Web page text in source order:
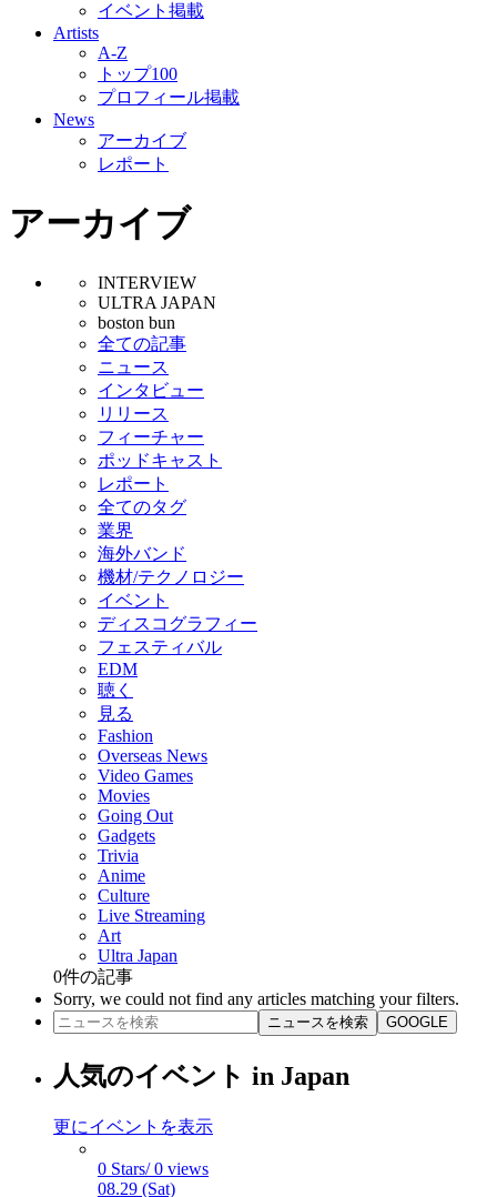
イベント掲載
Artists
A-Z
トップ100
プロフィール掲載
News
アーカイブ
レポート
アーカイブ
INTERVIEW
ULTRA JAPAN
boston bun
全ての記事
ニュース
インタビュー
リリース
フィーチャー
ポッドキャスト
レポート
全てのタグ
業界
海外バンド
機材/テクノロジー
イベント
ディスコグラフィー
フェスティバル
EDM
聴く
見る
Fashion
Overseas News
Video Games
Movies
Going Out
Gadgets
Trivia
Anime
Culture
Live Streaming
Art
Ultra Japan
0件の記事
Sorry, we could not find any articles matching your filters.
ニュースを検索 GOOGLE
人気のイベント in Japan
更にイベントを表示
0 Stars/ 0 views
08.29 (Sat)